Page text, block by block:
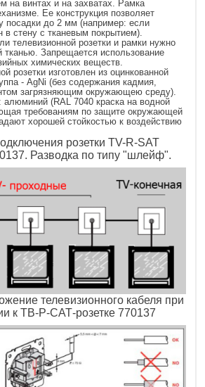
на винтах и на захватах. Рамка
Ее конструкция позволяет
посадки до 2 мм (например: если
в стену с тканевым покрытием).
телевизионной розетки и рамки нужно
тканью. Запрещается использование
химических веществ.
розетки изготовлен из оцинкованной
- AgNi (без содержания кадмия,
загрязняющим окружающею среду).
алюминий (RAL 7040 краска на водной
требованиям по защите окружающей
хорошей стойкостью к воздействию
розетки TV-R-SAT
Разводка по типу "шлейф".
телевизионного кабеля при
к ТВ-Р-САТ-розетке 770137